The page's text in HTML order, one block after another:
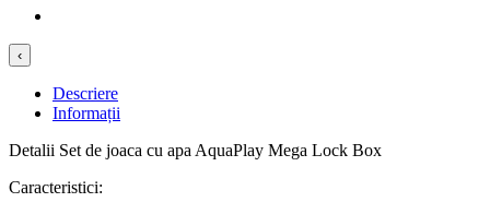
‹
Descriere
Informații
Detalii Set de joaca cu apa AquaPlay Mega Lock Box
Caracteristici: